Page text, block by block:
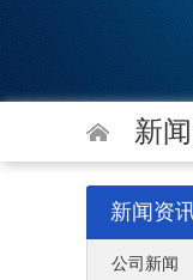
新
新闻资
公司新闻